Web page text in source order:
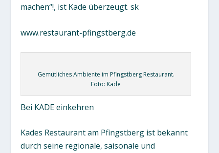
machen“!, ist Kade überzeugt. sk
www.restaurant-pfingstberg.de
Gemütliches Ambiente im Pfingstberg Restaurant.
Foto: Kade
Bei KADE einkehren
Kades Restaurant am Pfingstberg ist bekannt
durch seine regionale, saisonale und